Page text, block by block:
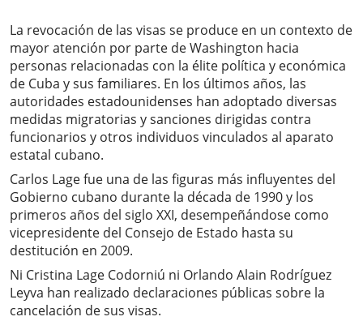
La revocación de las visas se produce en un contexto de
mayor atención por parte de Washington hacia
personas relacionadas con la élite política y económica
de Cuba y sus familiares. En los últimos años, las
autoridades estadounidenses han adoptado diversas
medidas migratorias y sanciones dirigidas contra
funcionarios y otros individuos vinculados al aparato
estatal cubano.
Carlos Lage fue una de las figuras más influyentes del
Gobierno cubano durante la década de 1990 y los
primeros años del siglo XXI, desempeñándose como
vicepresidente del Consejo de Estado hasta su
destitución en 2009.
Ni Cristina Lage Codorniú ni Orlando Alain Rodríguez
Leyva han realizado declaraciones públicas sobre la
cancelación de sus visas.